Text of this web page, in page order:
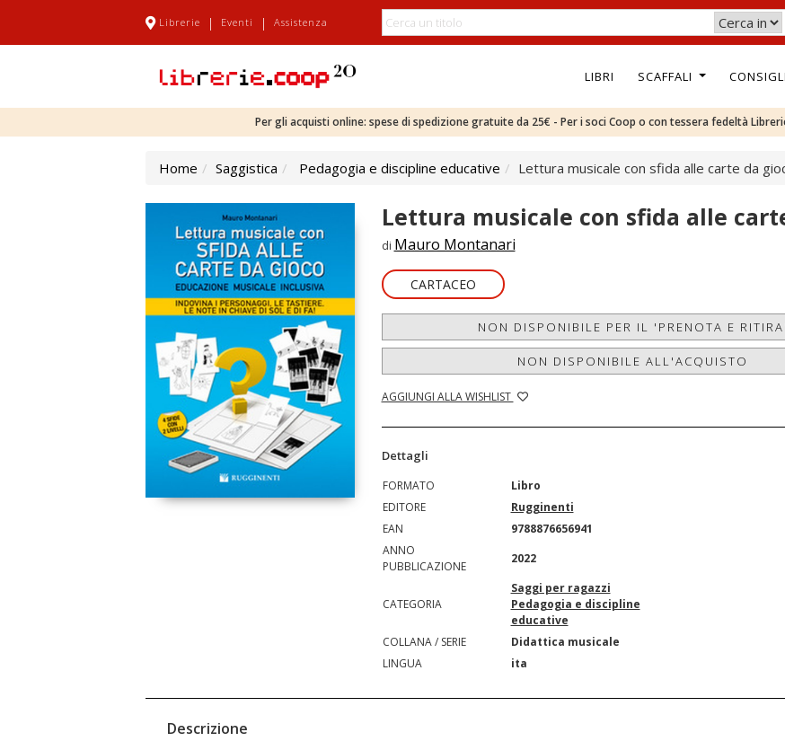
Librerie | Eventi | Assistenza
LIBRI SCAFFALI
Per gli acquisti online: spese di spedizione gratuite da 25€ - Per i soci Coop o con tessera fedeltà
Home Saggistica Pedagogia e discipline educative Lettura musicale con sfida alle carte da
Lettura musicale con sfida alle
di Mauro Montanari
CARTACEO
NON DISPONIBILE PER IL 'PRENOTA E RITIRA'
NON DISPONIBILE ALL'ACQUISTO
AGGIUNGI ALLA WISHLIST
Dettagli
FORMATO
Libro
EDITORE
Rugginenti
EAN
9788876656941
ANNO
PUBBLICAZIONE
2022
CATEGORIA
Saggi per ragazzi
Pedagogia e discipline
educative
COLLANA / SERIE
Didattica musicale
LINGUA
ita
Descrizione